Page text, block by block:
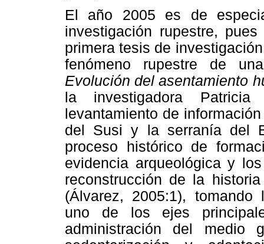
El año 2005 es de
investigación rupestre,
primera tesis de
fenómeno rupestre de
Evolución del asentamiento
la investigadora
levantamiento de
del Susi y la serranía del
proceso histórico de
evidencia arqueológica y
reconstrucción de la
(Álvarez, 2005:1), tomando
uno de los ejes
administración del medio